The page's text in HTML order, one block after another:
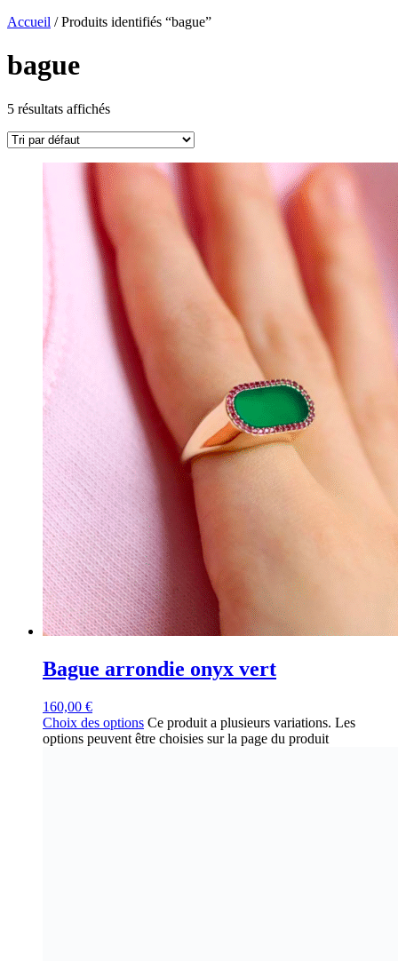
Accueil / Produits identifiés “bague”
bague
5 résultats affichés
Bague arrondie onyx vert
160,00 €
Choix des options Ce produit a plusieurs variations. Les
options peuvent être choisies sur la page du produit